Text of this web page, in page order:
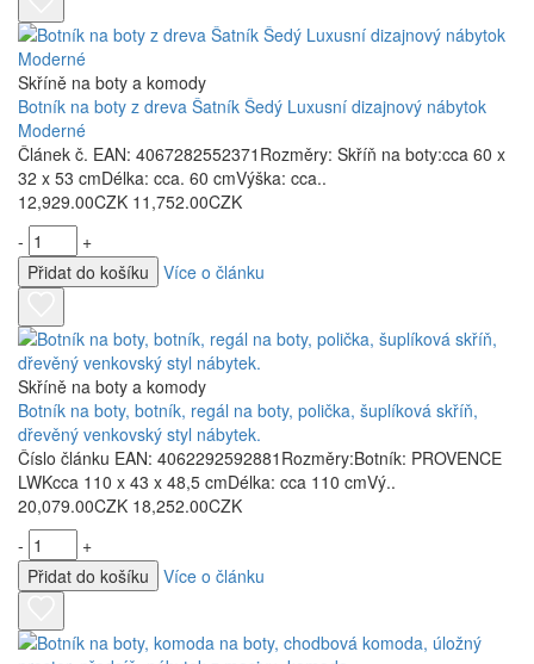
Skříně na boty a komody
Botník na boty z dreva Šatník Šedý Luxusní dizajnový nábytok
Moderné
Článek č. EAN: 4067282552371Rozměry: Skříň na boty:cca 60 x
32 x 53 cmDélka: cca. 60 cmVýška: cca..
12,929.00CZK 11,752.00CZK
-
+
Přidat do košíku
Více o článku
Skříně na boty a komody
Botník na boty, botník, regál na boty, polička, šuplíková skříň,
dřevěný venkovský styl nábytek.
Číslo článku EAN: 4062292592881Rozměry:Botník: PROVENCE
LWKcca 110 x 43 x 48,5 cmDélka: cca 110 cmVý..
20,079.00CZK 18,252.00CZK
-
+
Přidat do košíku
Více o článku